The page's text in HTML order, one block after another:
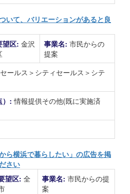
いて、バリエーションがあると良
望区: 金沢
事業名: 市民からの
提案
ールス＞シティセールス＞シテ
）:情報提供その他(既に実施済
ら横浜で暮らしたい」の広告を掲
さい
望区: 全
事業名: 市民からの提
案